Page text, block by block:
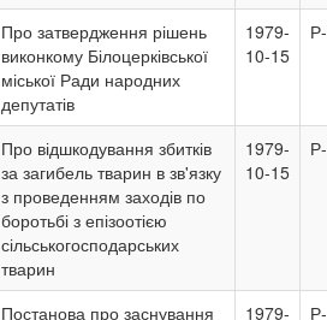
Про затвердження рішень
виконкому Білоцерківської
міської Ради народних
депутатів
1979-
10-15
Про відшкодування збитків
за загибель тварин в зв'язку
з проведенням заходів по
боротьбі з епізоотією
сільськогосподарських
тварин
1979-
10-15
Постанова про заснування
1979-